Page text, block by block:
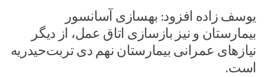
یوسف زاده افزود: بهسازی آسانسور
بیمارستان و نیز بازسازی اتاق عمل، از دیگر
نیازهای عمرانی بیمارستان نهم دی تربت‌حیدریه
است.